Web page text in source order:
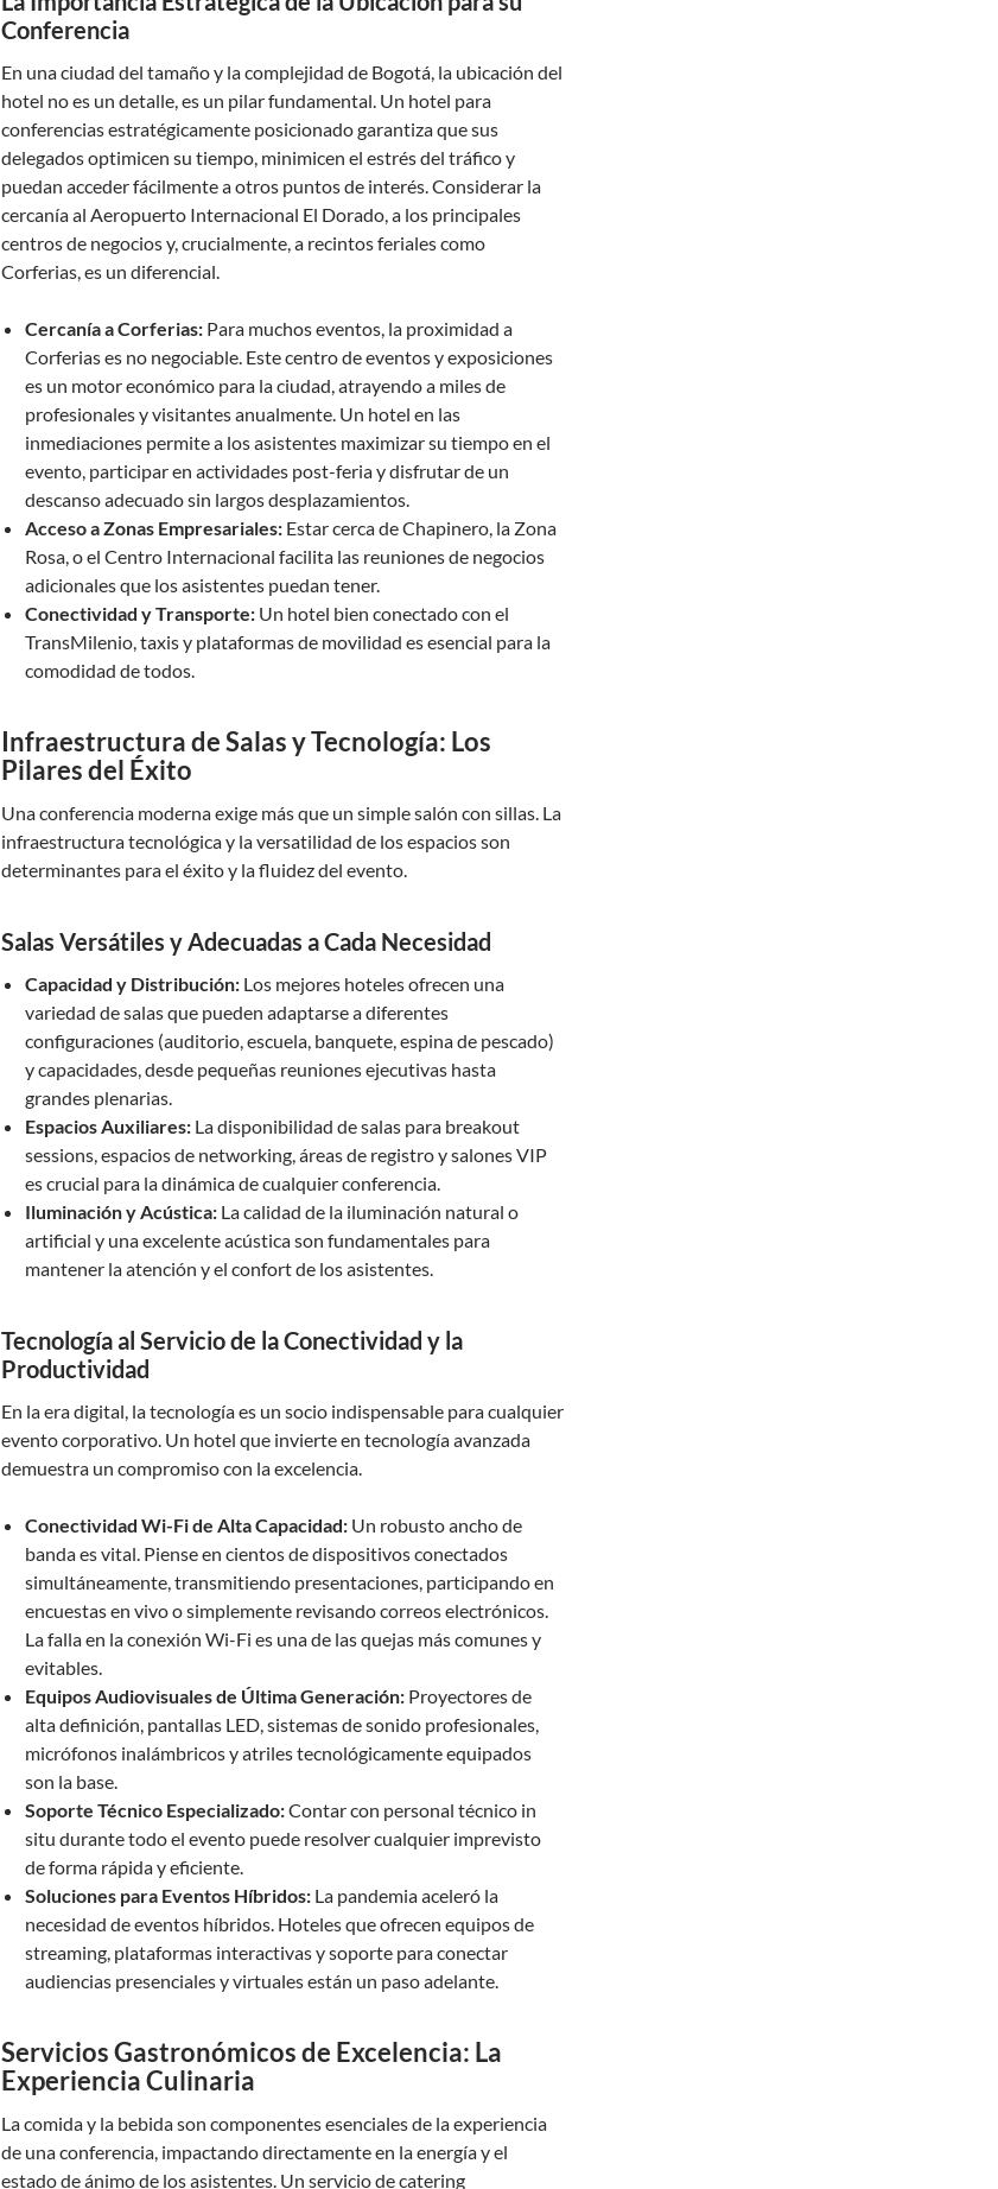
Conferencia
En una ciudad del tamaño y la complejidad de Bogotá, la ubicación del
hotel no es un detalle, es un pilar fundamental. Un hotel para
conferencias estratégicamente posicionado garantiza que sus
delegados optimicen su tiempo, minimicen el estrés del tráfico y
puedan acceder fácilmente a otros puntos de interés. Considerar la
cercanía al Aeropuerto Internacional El Dorado, a los principales
centros de negocios y, crucialmente, a recintos feriales como
Corferias, es un diferencial.
Cercanía a Corferias: Para muchos eventos, la proximidad a
Corferias es no negociable. Este centro de eventos y exposiciones
es un motor económico para la ciudad, atrayendo a miles de
profesionales y visitantes anualmente. Un hotel en las
inmediaciones permite a los asistentes maximizar su tiempo en el
evento, participar en actividades post-feria y disfrutar de un
descanso adecuado sin largos desplazamientos.
Acceso a Zonas Empresariales: Estar cerca de Chapinero, la Zona
Rosa, o el Centro Internacional facilita las reuniones de negocios
adicionales que los asistentes puedan tener.
Conectividad y Transporte: Un hotel bien conectado con el
TransMilenio, taxis y plataformas de movilidad es esencial para la
comodidad de todos.
Infraestructura de Salas y Tecnología: Los
Pilares del Éxito
Una conferencia moderna exige más que un simple salón con sillas. La
infraestructura tecnológica y la versatilidad de los espacios son
determinantes para el éxito y la fluidez del evento.
Salas Versátiles y Adecuadas a Cada Necesidad
Capacidad y Distribución: Los mejores hoteles ofrecen una
variedad de salas que pueden adaptarse a diferentes
configuraciones (auditorio, escuela, banquete, espina de pescado)
y capacidades, desde pequeñas reuniones ejecutivas hasta
grandes plenarias.
Espacios Auxiliares: La disponibilidad de salas para breakout
sessions, espacios de networking, áreas de registro y salones VIP
es crucial para la dinámica de cualquier conferencia.
Iluminación y Acústica: La calidad de la iluminación natural o
artificial y una excelente acústica son fundamentales para
mantener la atención y el confort de los asistentes.
Tecnología al Servicio de la Conectividad y la
Productividad
En la era digital, la tecnología es un socio indispensable para cualquier
evento corporativo. Un hotel que invierte en tecnología avanzada
demuestra un compromiso con la excelencia.
Conectividad Wi-Fi de Alta Capacidad: Un robusto ancho de
banda es vital. Piense en cientos de dispositivos conectados
simultáneamente, transmitiendo presentaciones, participando en
encuestas en vivo o simplemente revisando correos electrónicos.
La falla en la conexión Wi-Fi es una de las quejas más comunes y
evitables.
Equipos Audiovisuales de Última Generación: Proyectores de
alta definición, pantallas LED, sistemas de sonido profesionales,
micrófonos inalámbricos y atriles tecnológicamente equipados
son la base.
Soporte Técnico Especializado:Contar con personal técnico in
situ durante todo el evento puede resolver cualquier imprevisto
de forma rápida y eficiente.
Soluciones para Eventos Híbridos: La pandemia aceleró la
necesidad de eventos híbridos. Hoteles que ofrecen equipos de
streaming, plataformas interactivas y soporte para conectar
audiencias presenciales y virtuales están un paso adelante.
Servicios Gastronómicos de Excelencia: La
Experiencia Culinaria
La comida y la bebida son componentes esenciales de la experiencia
de una conferencia, impactando directamente en la energía y el
estado de ánimo de los asistentes. Un servicio de catering